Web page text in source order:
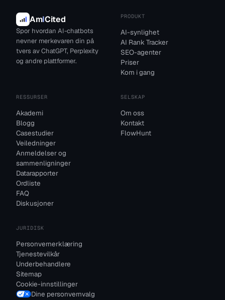
AmICited
Spor hvordan AI-chatbots
nevner merkevaren din på
tvers av ChatGPT, Perplexity
og andre plattformer.
PRODUKT
AI-synlighet
AI Rank Tracker
SEO-agenter
Priser
Kom i gang
RESSURSER
Akademi
Blogg
Casestudier
Veiledninger
Anmeldelser og
sammenligninger
Datarapporter
Ordliste
FAQ
Diskusjoner
SELSKAP
Om oss
Kontakt
FlowHunt
JURIDISK
Personvernerklæring
Tjenestevilkår
Underbehandlere
Sitemap
Cookie-innstillinger
Dine personvernvalg